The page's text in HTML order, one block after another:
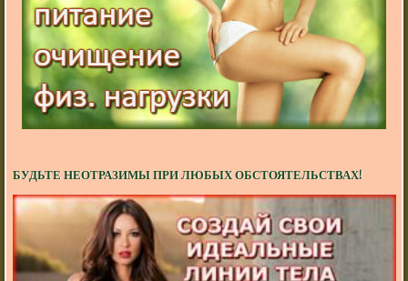
БУДЬТЕ НЕОТРАЗИМЫ ПРИ ЛЮБЫХ ОБСТОЯТЕЛЬСТВАХ!